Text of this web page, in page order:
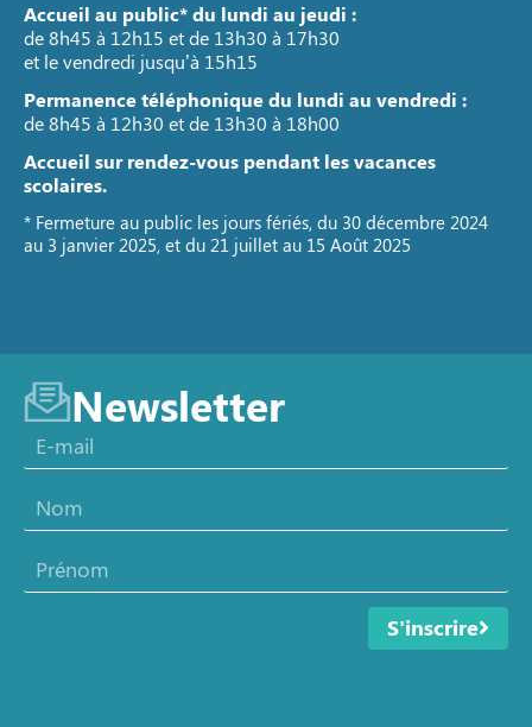
Accueil au public* du lundi au jeudi :
de 8h45 à 12h15 et de 13h30 à 17h30
et le vendredi jusqu’à 15h15
Permanence téléphonique du lundi au vendredi :
de 8h45 à 12h30 et de 13h30 à 18h00
Accueil sur rendez-vous pendant les vacances
scolaires.
* Fermeture au public les jours fériés, du 30 décembre 2024
au 3 janvier 2025, et du 21 juillet au 15 Août 2025
Newsletter
S'inscrire